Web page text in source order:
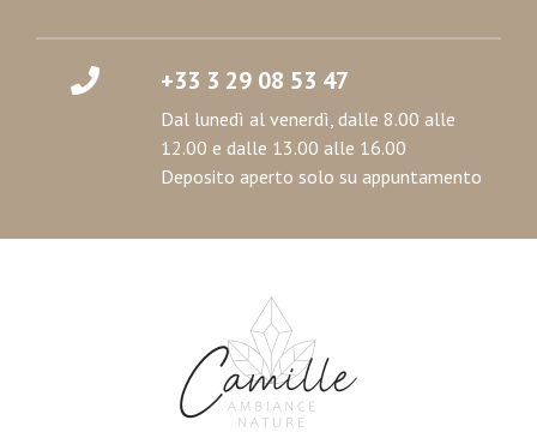
+33 3 29 08 53 47
Dal lunedì al venerdì, dalle 8.00 alle
12.00 e dalle 13.00 alle 16.00
Deposito aperto solo su appuntamento